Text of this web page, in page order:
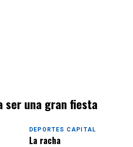
ser una gran fiesta
DEPORTES CAPITAL
La racha